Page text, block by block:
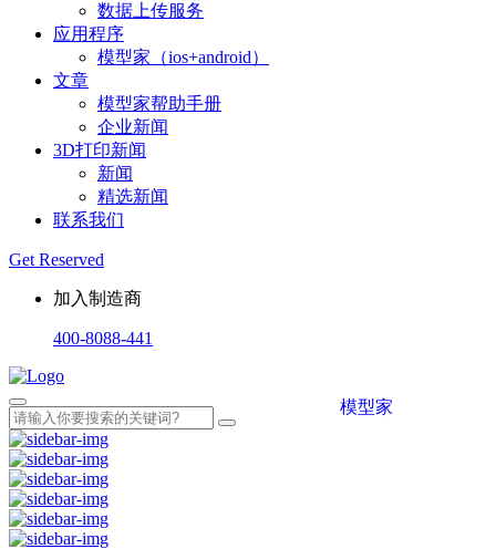
数据上传服务
应用程序
模型家（ios+android）
文章
模型家帮助手册
企业新闻
3D打印新闻
新闻
精选新闻
联系我们
Get Reserved
加入制造商
400-8088-441
模型家